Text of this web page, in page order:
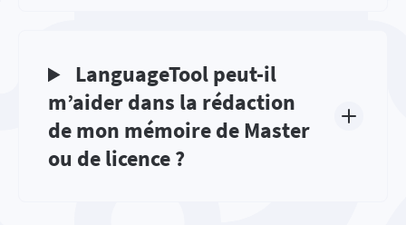
LanguageTool peut-il
m’aider dans la rédaction
de mon mémoire de Master
ou de licence ?